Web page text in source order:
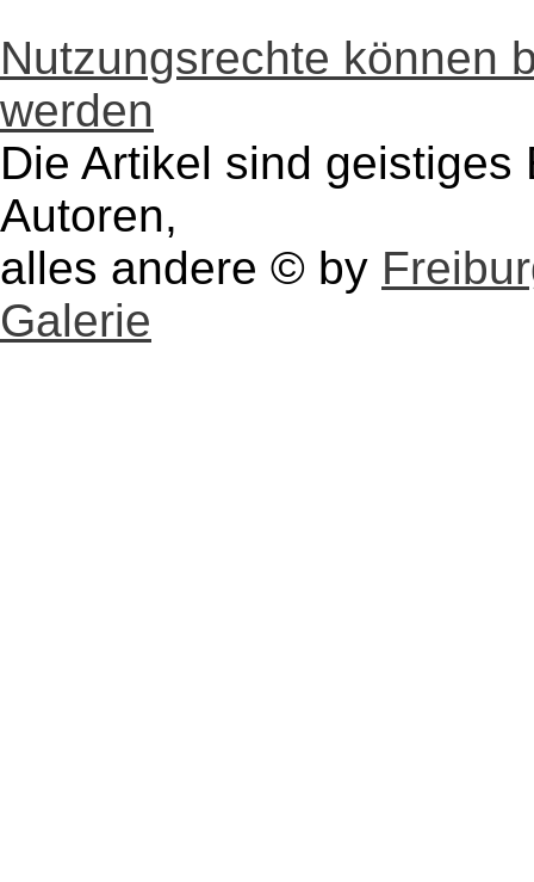
Nutzungsrechte können
werden
Die Artikel sind
Autoren,
alles andere © by
Galerie